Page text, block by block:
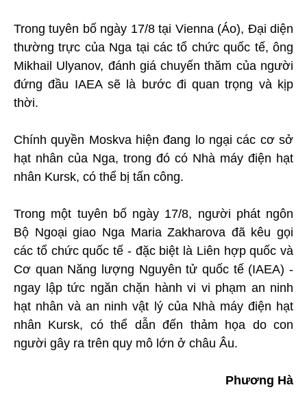
Trong tuyên bố ngày 17/8 tại Vienna (Áo), Đại diện
thường trực của Nga tại các tổ chức quốc tế, ông
Mikhail Ulyanov, đánh giá chuyến thăm của người
đứng đầu IAEA sẽ là bước đi quan trọng và kịp
thời.
Chính quyền Moskva hiện đang lo ngại các cơ sở
hạt nhân của Nga, trong đó có Nhà máy điện hạt
nhân Kursk, có thể bị tấn công.
Trong một tuyên bố ngày 17/8, người phát ngôn
Bộ Ngoại giao Nga Maria Zakharova đã kêu gọi
các tổ chức quốc tế - đặc biệt là Liên hợp quốc và
Cơ quan Năng lượng Nguyên tử quốc tế (IAEA) -
ngay lập tức ngăn chặn hành vi vi phạm an ninh
hạt nhân và an ninh vật lý của Nhà máy điện hạt
nhân Kursk, có thể dẫn đến thảm họa do con
người gây ra trên quy mô lớn ở châu Âu.
Phương Hà